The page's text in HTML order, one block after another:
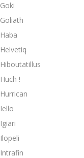
Goki
Goliath
Haba
Helvetiq
Hiboutatillus
Huch !
Hurrican
Iello
Igiari
Ilopeli
Intrafin